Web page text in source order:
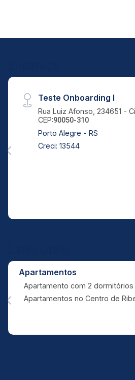
Teste Onboarding I
Rua Luiz Afonso, 234651 -
CEP:90050-310
Porto Alegre - RS
Creci: 13544
Apartamentos
Apartamento com 2 dormitórios
Apartamentos no Centro de